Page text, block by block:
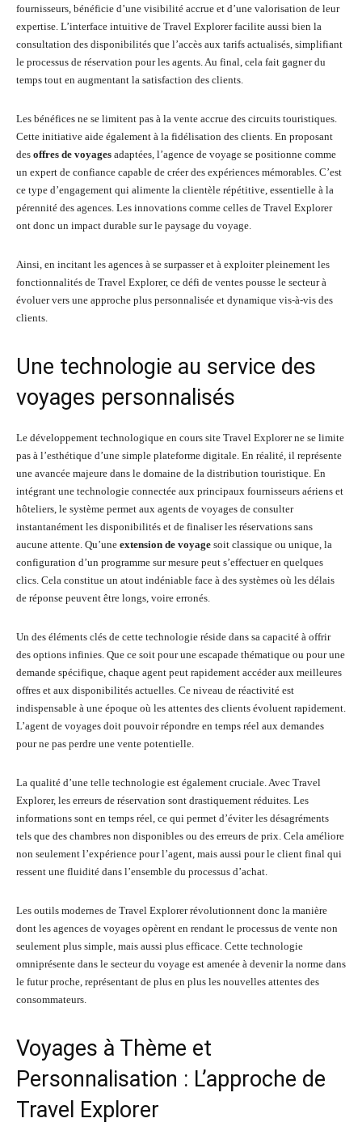
fournisseurs, bénéficie d’une visibilité accrue et d’une valorisation de leur
expertise. L’interface intuitive de Travel Explorer facilite aussi bien la
consultation des disponibilités que l’accès aux tarifs actualisés, simplifiant
le processus de réservation pour les agents. Au final, cela fait gagner du
temps tout en augmentant la satisfaction des clients.
Les bénéfices ne se limitent pas à la vente accrue des circuits touristiques.
Cette initiative aide également à la fidélisation des clients. En proposant
des offres de voyages adaptées, l’agence de voyage se positionne comme
un expert de confiance capable de créer des expériences mémorables. C’est
ce type d’engagement qui alimente la clientèle répétitive, essentielle à la
pérennité des agences. Les innovations comme celles de Travel Explorer
ont donc un impact durable sur le paysage du voyage.
Ainsi, en incitant les agences à se surpasser et à exploiter pleinement les
fonctionnalités de Travel Explorer, ce défi de ventes pousse le secteur à
évoluer vers une approche plus personnalisée et dynamique vis-à-vis des
clients.
Une technologie au service des
voyages personnalisés
Le développement technologique en cours site Travel Explorer ne se limite
pas à l’esthétique d’une simple plateforme digitale. En réalité, il représente
une avancée majeure dans le domaine de la distribution touristique. En
intégrant une technologie connectée aux principaux fournisseurs aériens et
hôteliers, le système permet aux agents de voyages de consulter
instantanément les disponibilités et de finaliser les réservations sans
aucune attente. Qu’une extension de voyage soit classique ou unique, la
configuration d’un programme sur mesure peut s’effectuer en quelques
clics. Cela constitue un atout indéniable face à des systèmes où les délais
de réponse peuvent être longs, voire erronés.
Un des éléments clés de cette technologie réside dans sa capacité à offrir
des options infinies. Que ce soit pour une escapade thématique ou pour une
demande spécifique, chaque agent peut rapidement accéder aux meilleures
offres et aux disponibilités actuelles. Ce niveau de réactivité est
indispensable à une époque où les attentes des clients évoluent rapidement.
L’agent de voyages doit pouvoir répondre en temps réel aux demandes
pour ne pas perdre une vente potentielle.
La qualité d’une telle technologie est également cruciale. Avec Travel
Explorer, les erreurs de réservation sont drastiquement réduites. Les
informations sont en temps réel, ce qui permet d’éviter les désagréments
tels que des chambres non disponibles ou des erreurs de prix. Cela améliore
non seulement l’expérience pour l’agent, mais aussi pour le client final qui
ressent une fluidité dans l’ensemble du processus d’achat.
Les outils modernes de Travel Explorer révolutionnent donc la manière
dont les agences de voyages opèrent en rendant le processus de vente non
seulement plus simple, mais aussi plus efficace. Cette technologie
omniprésente dans le secteur du voyage est amenée à devenir la norme dans
le futur proche, représentant de plus en plus les nouvelles attentes des
consommateurs.
Voyages à Thème et
Personnalisation : L’approche de
Travel Explorer